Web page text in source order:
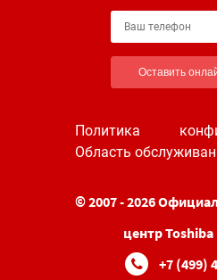
Оставить
Политика
Область
© 2007 - 2026
центр
+7 (499)